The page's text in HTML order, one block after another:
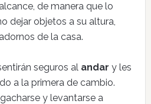
de manera que lo
dejar objetos a su altura,
de la casa.
seguros al andar y les
a la primera de cambio.
y levantarse a